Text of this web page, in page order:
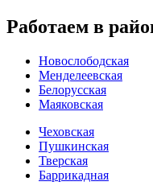
Работаем в
Новослободская
Менделеевская
Белорусская
Маяковская
Чеховская
Пушкинская
Тверская
Баррикадная